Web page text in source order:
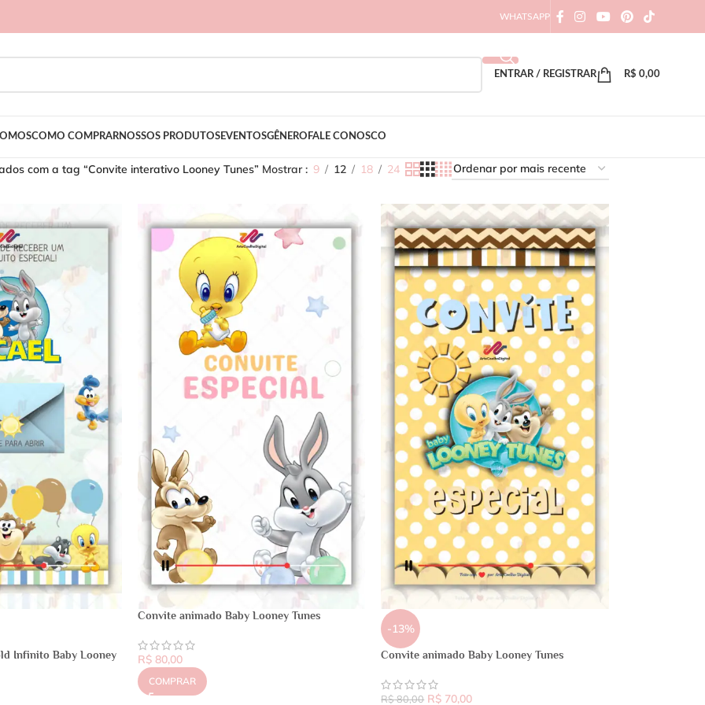
WHATSAPP
ENTRAR / REGISTRAR R$ 0,00
COMO COMPRARNOSSOS PRODUTOSEVENTOSGÊNERO FALE CONOSCO
com a tag “Convite interativo Looney Tunes” Mostrar 9 12 18 24
Infinito Baby Looney
Convite animado Baby Looney Tunes
R$80,00
COMPRAR
-13%
Convite animado Baby Looney Tunes
R$80,00 R$ 70,00